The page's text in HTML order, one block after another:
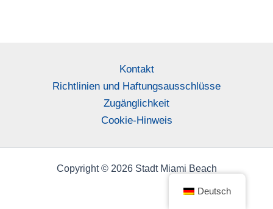
Kontakt
Richtlinien und Haftungsausschlüsse
Zugänglichkeit
Cookie-Hinweis
Copyright © 2026 Stadt Miami Beach
Deutsch